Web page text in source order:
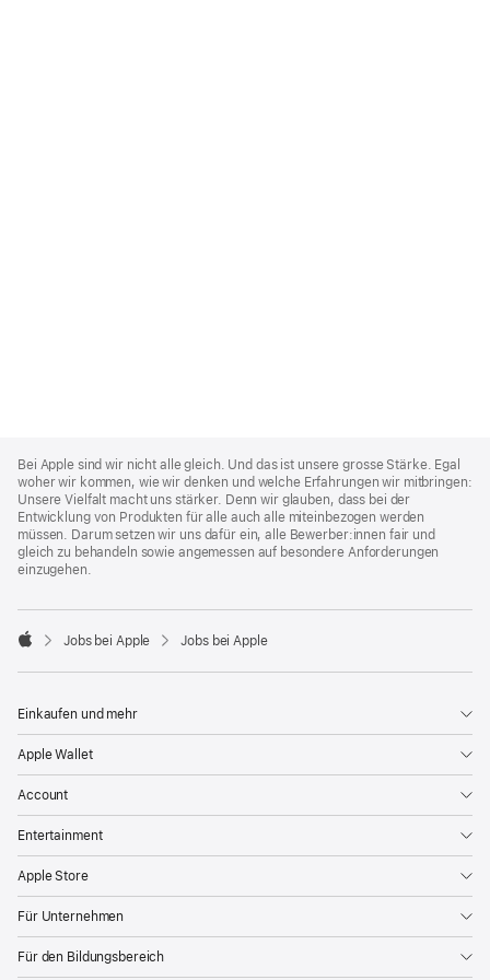
Footer
Bei Apple sind wir nicht alle gleich. Und das ist unsere grosse Stärke. Egal
woher wir kommen, wie wir denken und welche Erfahrungen wir mitbringen:
Unsere Vielfalt macht uns stärker. Denn wir glauben, dass bei der
Entwicklung von Produkten für alle auch alle miteinbezogen werden
müssen. Darum setzen wir uns dafür ein, alle Bewerber:innen fair und
gleich zu behandeln sowie angemessen auf besondere Anforderungen
einzugehen.

Jobs bei Apple Jobs bei Apple
Einkaufen und mehr
Apple Wallet
Account
Entertainment
Apple Store
Für Unternehmen
Für den Bildungsbereich